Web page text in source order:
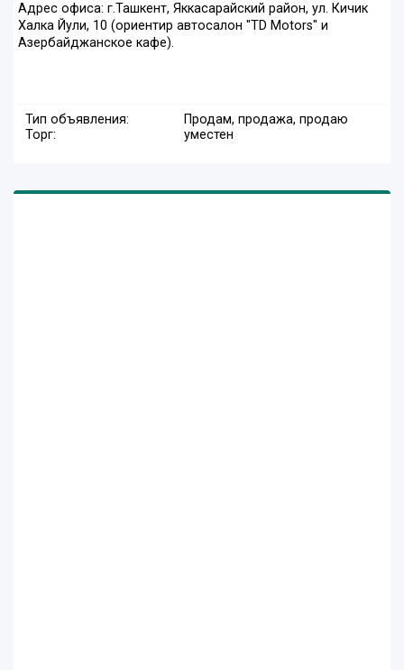
Адрес офиса: г.Ташкент, Яккасарайский район, ул. Кичик
Халка Йули, 10 (ориентир автосалон "TD Motors" и
Азербайджанское кафе).
Тип объявления:
Продам, продажа, продаю
Торг:
уместен